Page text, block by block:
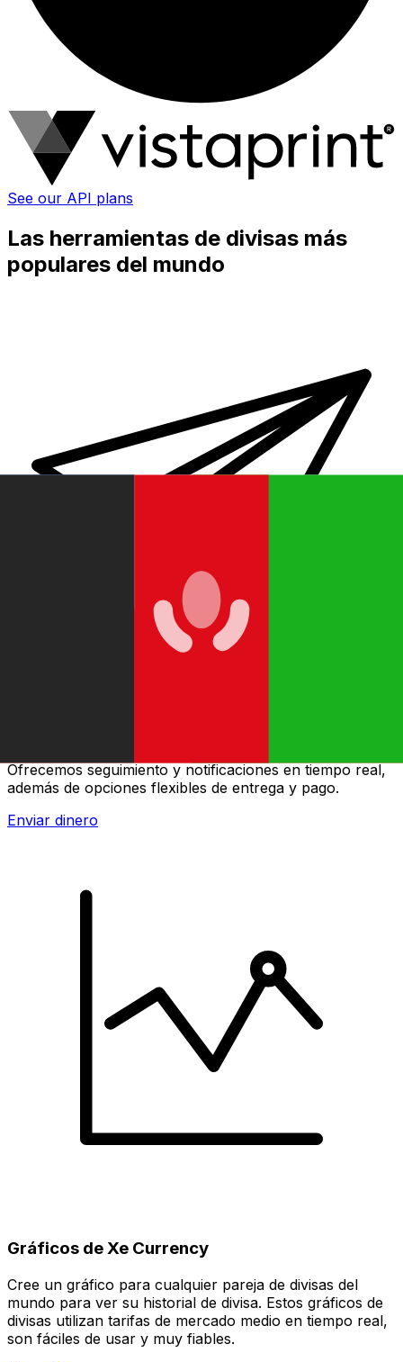
See our API plans
Las herramientas de divisas más
populares del mundo
Ofrecemos seguimiento y notificaciones en tiempo real,
además de opciones flexibles de entrega y pago.
Enviar dinero
Gráficos de Xe Currency
Cree un gráfico para cualquier pareja de divisas del
mundo para ver su historial de divisa. Estos gráficos de
divisas utilizan tarifas de mercado medio en tiempo real,
son fáciles de usar y muy fiables.